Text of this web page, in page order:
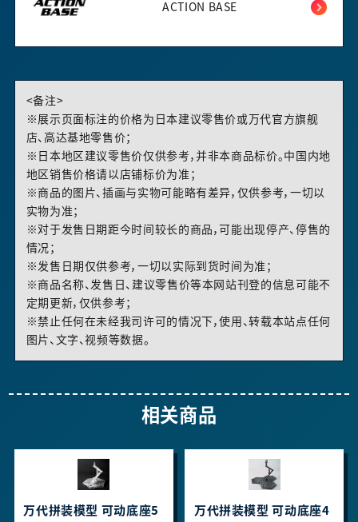
ACTION BASE
<备注>
※展示页面标注的价格为日本建议零售价或万代官方旗舰
店、高达基地零售价；
※日本地区建议零售价仅供参考，并非本商品标价。中国内地
地区销售价格请以店铺标价为准；
※商品的图片、插画与实物可能略有差异，仅供参考，一切以
实物为准；
※对于发售日期距今时间较长的商品，可能出现停产、停售的
情况；
※发售日期仅供参考，一切以实际到货时间为准；
※商品名称、发售日、建议零售价等本网站刊登的信息可能不
定期更新，仅供参考；
※禁止任何在未经我司许可的情况下，使用、转载本站点任何
图片、文字、视频等数据。
相关商品
万代拼装模型 可动底座5
万代拼装模型 可动底座4